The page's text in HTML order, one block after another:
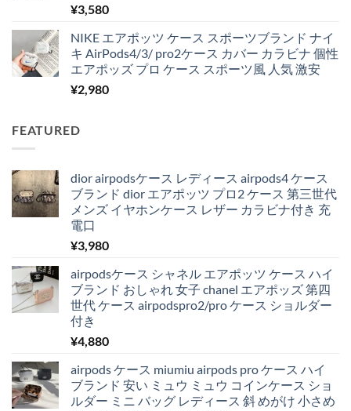
¥3,580
NIKE エアポッツ ケース スポーツブランド ナイ
キ AirPods4/3/ pro2ケース カバー カラビナ 個性
エアポッズ プロ ケース スポーツ風 人気 激安
¥2,980
FEATURED
dior airpodsケース レディース airpods4 ケース
ブランド dior エアポッツ プロ2 ケース 第三世代
メンズ イヤホンケース レザー カラビナ付き 充
電口
¥3,980
airpodsケース シャネル エアポッツ ケース ハイ
ブランド おしゃれ 女子 chanel エアポッズ 第四
世代 ケース airpodspro2/pro ケース ショルダー
付き
¥4,880
airpods ケース miumiu airpods pro ケース ハイ
ブランド 安い ミュウ ミュウ コインケース ショ
ルダー ミニ バッグ レディース 斜 めがけ 小さめ